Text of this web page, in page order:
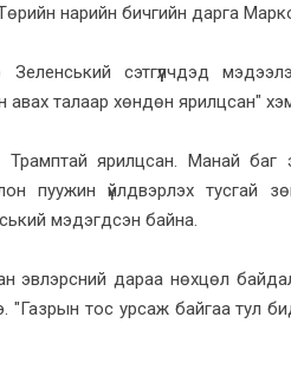
нарийн бичгийн дарга
сэтгүүлчдэд
авах талаар хөндөн ярилцсан"
Трамптай ярилцсан. Манай
пуужин үйлдвэрлэх тусгай
мэдэгдсэн байна.
эвлэрсний дараа нөхцөл
"Газрын тос урсаж байгаа тул